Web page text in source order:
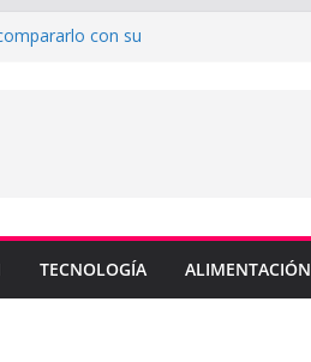
con su
junto a Omar
su catálogo en
TECNOLOGÍA ALIMENTACIÓN